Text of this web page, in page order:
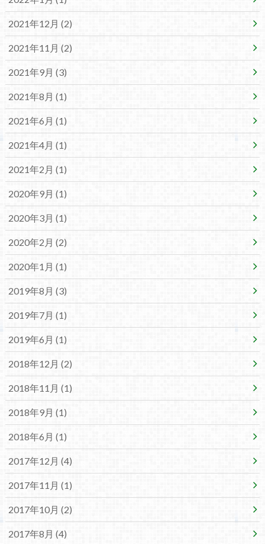
2021年12月 (2)
2021年11月 (2)
2021年9月 (3)
2021年8月 (1)
2021年6月 (1)
2021年4月 (1)
2021年2月 (1)
2020年9月 (1)
2020年3月 (1)
2020年2月 (2)
2020年1月 (1)
2019年8月 (3)
2019年7月 (1)
2019年6月 (1)
2018年12月 (2)
2018年11月 (1)
2018年9月 (1)
2018年6月 (1)
2017年12月 (4)
2017年11月 (1)
2017年10月 (2)
2017年8月 (4)